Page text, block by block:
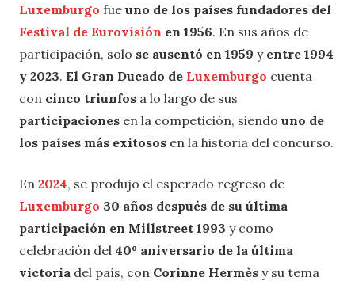
Luxemburgo fue uno de los países fundadores del
Festival de Eurovisión en 1956. En sus años de
participación, solo se ausentó en 1959 y entre 1994
y 2023. El Gran Ducado de Luxemburgo cuenta
con cinco triunfos a lo largo de sus
participaciones en la competición, siendo uno de
los países más exitosos en la historia del concurso.
En 2024, se produjo el esperado regreso de
Luxemburgo 30 años después de su última
participación en Millstreet 1993 y como
celebración del 40º aniversario de la última
victoria del país, con Corinne Hermès y su tema